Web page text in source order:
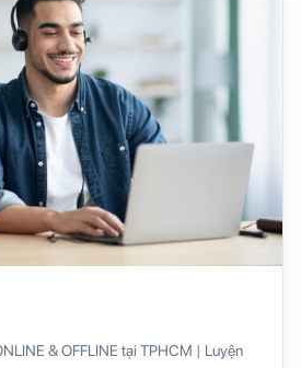
& OFFLINE tại TPHCM | Luyện